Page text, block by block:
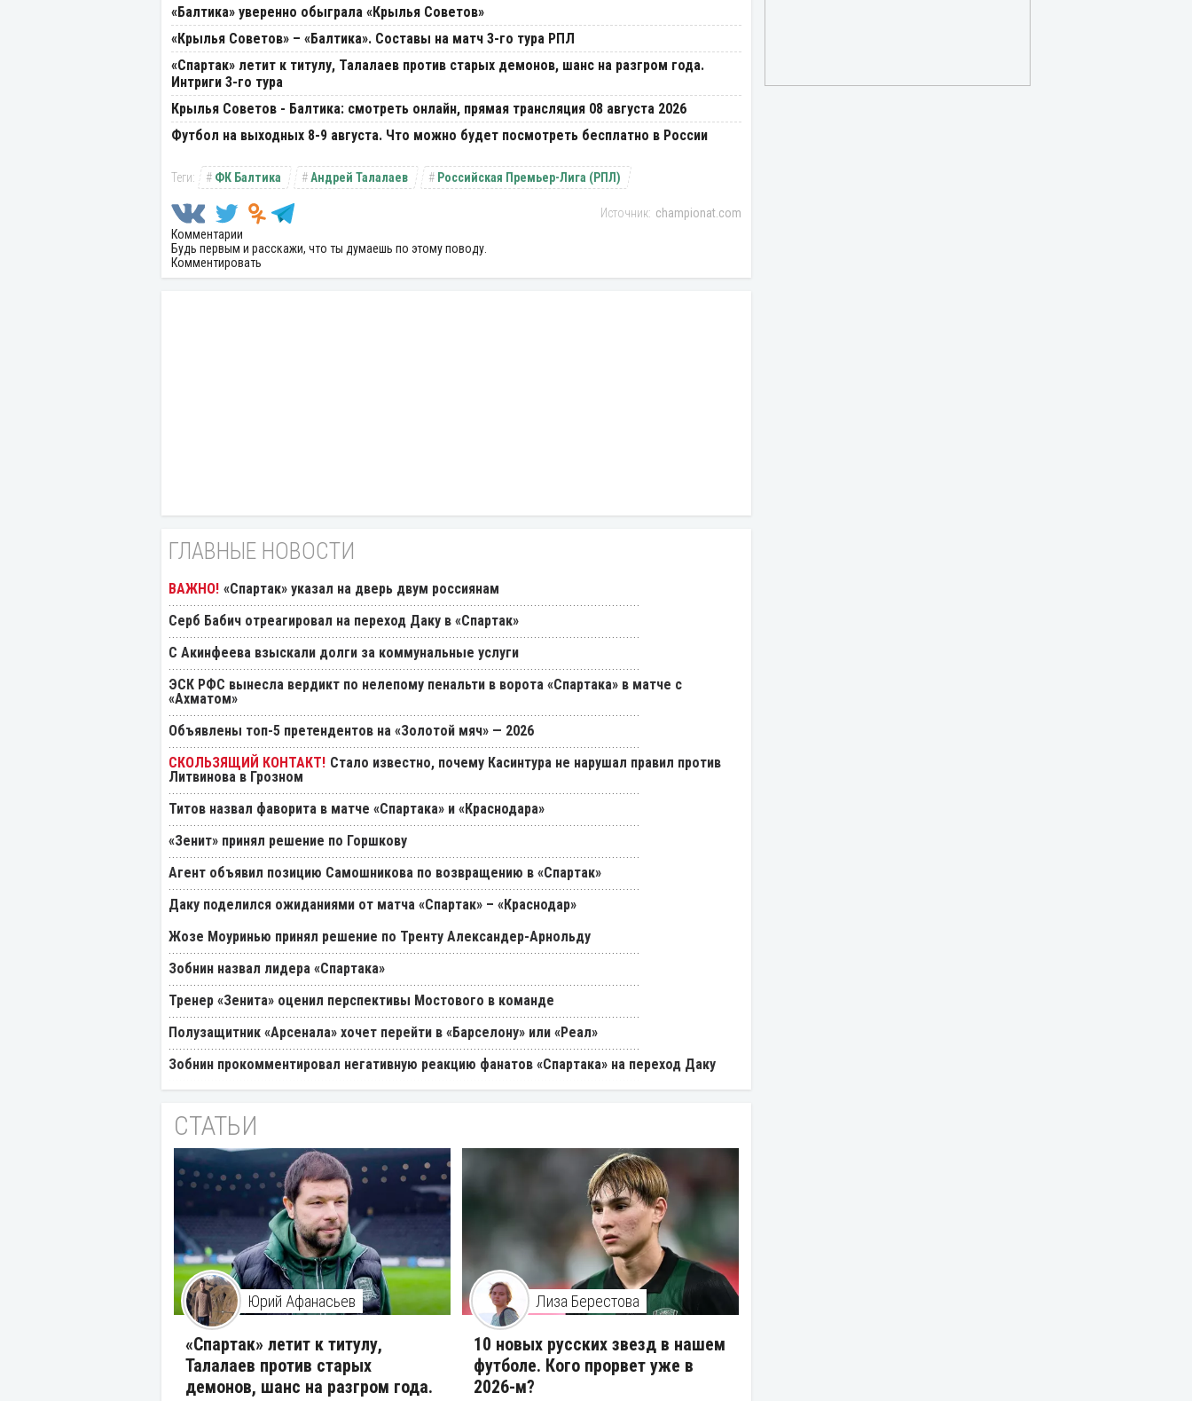
«Балтика» уверенно обыграла «Крылья Советов»
«Крылья Советов» – «Балтика». Составы на матч 3-го тура РПЛ
«Спартак» летит к титулу, Талалаев против старых демонов, шанс на разгром года.
Интриги 3-го тура
Крылья Советов - Балтика: смотреть онлайн, прямая трансляция 08 августа 2026
Футбол на выходных 8-9 августа. Что можно будет посмотреть бесплатно в России
ФК Балтика Андрей Талалаев Российская Премьер-Лига (РПЛ)
championat.com
Комментарии
Будь первым и расскажи, что ты думаешь по этому поводу.
Комментировать
ГЛАВНЫЕ НОВОСТИ
«Спартак» указал на дверь двум россиянам
Серб Бабич отреагировал на переход Даку в «Спартак»
С Акинфеева взыскали долги за коммунальные услуги
ЭСК РФС вынесла вердикт по нелепому пенальти в ворота «Спартака» в матче с
«Ахматом»
Объявлены топ-5 претендентов на «Золотой мяч» — 2026
Стало известно, почему Касинтура не нарушал правил против
Литвинова в Грозном
Титов назвал фаворита в матче «Спартака» и «Краснодара»
«Зенит» принял решение по Горшкову
Агент объявил позицию Самошникова по возвращению в «Спартак»
Даку поделился ожиданиями от матча «Спартак» – «Краснодар»
Жозе Моуринью принял решение по Тренту Александер-Арнольду
Зобнин назвал лидера «Спартака»
Тренер «Зенита» оценил перспективы Мостового в команде
Полузащитник «Арсенала» хочет перейти в «Барселону» или «Реал»
Зобнин прокомментировал негативную реакцию фанатов «Спартака» на переход Даку
СТАТЬИ
Юрий Афанасьев
«Спартак» летит к титулу,
Талалаев против старых
демонов, шанс на разгром года.
Лиза Берестова
10 новых русских звезд в нашем
футболе. Кого прорвет уже в
2026-м?